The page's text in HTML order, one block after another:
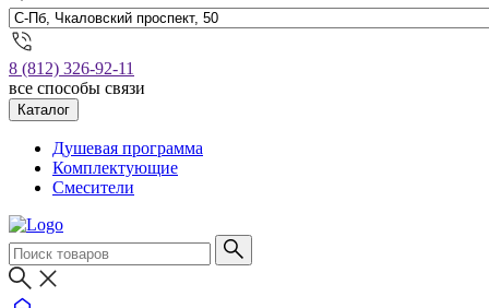
8 (812) 326-92-11
все способы связи
Каталог
Душевая программа
Комплектующие
Смесители